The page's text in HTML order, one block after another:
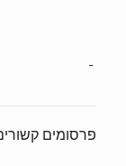
פרסומים